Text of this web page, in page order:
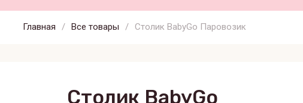
Главная / Все товары / Столик BabyGo Паровозик
Столик BabyGo